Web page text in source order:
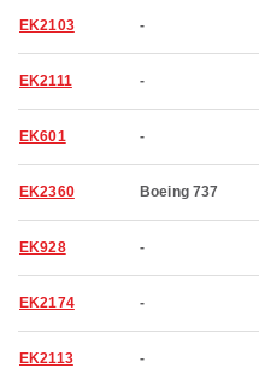
EK2103 -
EK2111 -
EK601 -
EK2360 Boeing 737
EK928 -
EK2174 -
EK2113 -